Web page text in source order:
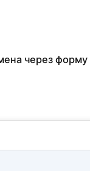
через форму